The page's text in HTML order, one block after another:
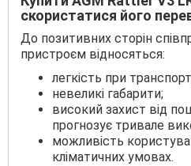
скористатися його
До позитивних сторін
пристроєм відносяться:
легкість при
невеликі габарити;
високий захист від
прогнозує тривале
можливість
кліматичних умовах.